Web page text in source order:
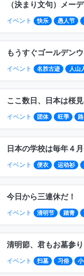
（決まり文句）メー
イベント 快乐 愚人节
もうすぐゴールデン
イベント 名胜古迹 人山
ここ数日、日本は桜
イベント 团体 旺季
日本の学校は毎年４
イベント 便衣 运动衫
今日から三連休だ！
イベント 清明节 踏青
清明節、君もお墓参
イベント 扫墓 习俗